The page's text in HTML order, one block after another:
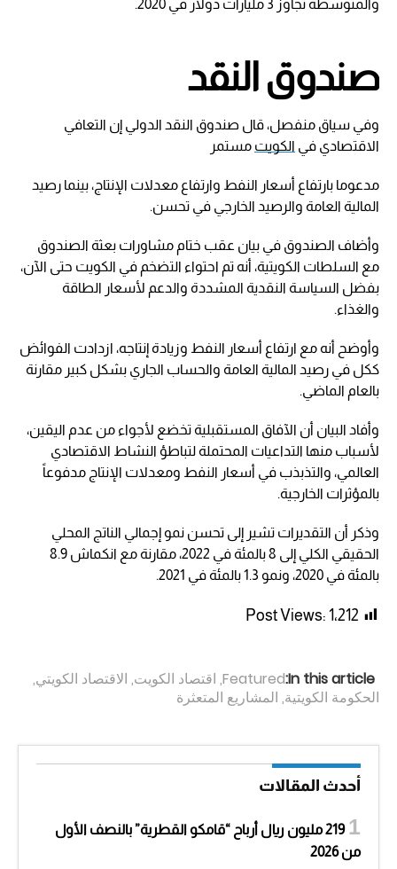
والمتوسطة تجاوز 3 مليارات دولار في 2020.
صندوق النقد
وفي سياق منفصل، قال صندوق النقد الدولي إن التعافي
الاقتصادي في الكويت مستمر
مدعوما بارتفاع أسعار النفط وارتفاع معدلات الإنتاج، بينما رصيد
المالية العامة والرصيد الخارجي في تحسن.
وأضاف الصندوق في بيان عقب ختام مشاورات بعثة الصندوق
مع السلطات الكويتية، أنه تم احتواء التضخم في الكويت حتى الآن،
بفضل السياسة النقدية المشددة والدعم لأسعار الطاقة
والغذاء.
وأوضح أنه مع ارتفاع أسعار النفط وزيادة إنتاجه، ازدادت الفوائض
ككل في رصيد المالية العامة والحساب الجاري بشكل كبير مقارنة
بالعام الماضي.
وأفاد البيان أن الآفاق المستقبلية تخضع لأجواء من عدم اليقين،
لأسباب منها التداعيات المحتملة لتباطؤ النشاط الاقتصادي
العالمي، والتذبذب في أسعار النفط ومعدلات الإنتاج مدفوعاً
بالمؤثرات الخارجية.
وذكر أن التقديرات تشير إلى تحسن نمو إجمالي الناتج المحلي
الحقيقي الكلي إلى 8 بالمئة في 2022، مقارنة مع انكماش 8.9
بالمئة في 2020، ونمو 1.3 بالمئة في 2021.
Post Views: 1٬212
In this article:
Featured
, اقتصاد الكويت, الاقتصاد الكويتي,
الحكومة الكويتية, المشاريع المتعثرة
أحدث المقالات
219 مليون ريال أرباح “قامكو القطرية” بالنصف الأول
من 2026